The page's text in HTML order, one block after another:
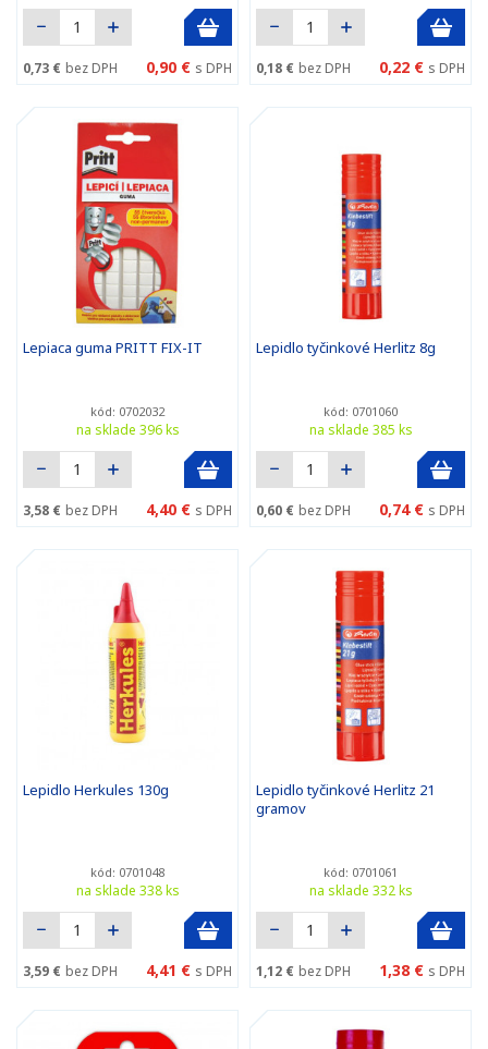
0,73 € bez DPH 0,90 € s DPH 0,18 € bez DPH 0,22 € s DPH
Lepiaca guma PRITT FIX-IT
kód: 0702032
na sklade 396 ks
3,58 € bez DPH 4,40 € s DPH
Lepidlo tyčinkové Herlitz 8g
kód: 0701060
na sklade 385 ks
0,60 € bez DPH 0,74 € s DPH
Lepidlo Herkules 130g
kód: 0701048
na sklade 338 ks
3,59 € bez DPH 4,41 € s DPH
Lepidlo tyčinkové Herlitz 21
gramov
kód: 0701061
na sklade 332 ks
1,12 € bez DPH 1,38 € s DPH